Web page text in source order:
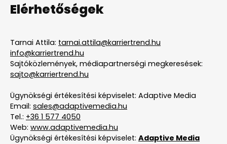
Elérhetőségek
Tarnai Attila: tarnai.attila@karriertrend.hu
info@karriertrend.hu
Sajtóközlemények, médiapartnerségi megkeresések:
sajto@karriertrend.hu
Ügynökségi értékesítési képviselet: Adaptive Media
Email: sales@adaptivemedia.hu
Tel.: +36 1 577 4050
Web: www.adaptivemedia.hu
Ügynökségi értékesítési képviselet: Adaptive Media